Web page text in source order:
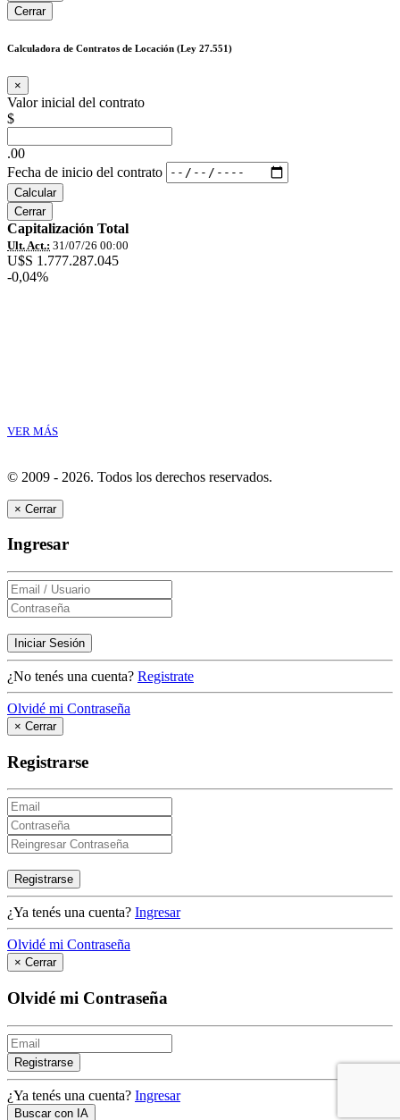
Cerrar
Calculadora de Contratos de Locación (Ley 27.551)
×
Valor inicial del contrato
$
.00
Fecha de inicio del contrato
Calcular
Cerrar
Capitalización Total
Ult. Act.: 31/07/26 00:00
U$S 1.777.287.045
-0,04%
VER MÁS
© 2009 - 2026. Todos los derechos reservados.
× Cerrar
Ingresar
Iniciar Sesión
¿No tenés una cuenta? Registrate
Olvidé mi Contraseña
× Cerrar
Registrarse
Registrarse
¿Ya tenés una cuenta? Ingresar
Olvidé mi Contraseña
× Cerrar
Olvidé mi Contraseña
Registrarse
¿Ya tenés una cuenta? Ingresar
Buscar con IA